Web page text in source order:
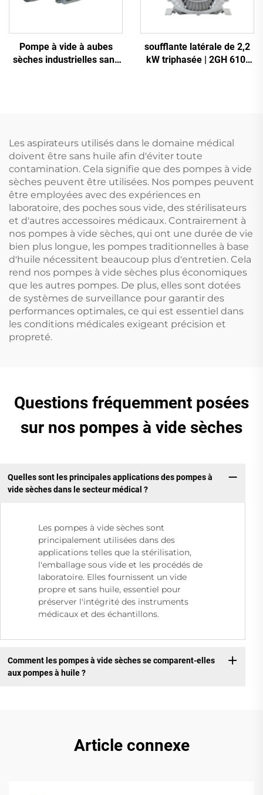
Pompe à vide à aubes
sèches industrielles sans
soufflante latérale de 2,2
kW triphasée | 2GH 610-
Les aspirateurs utilisés dans le domaine médical
doivent être sans huile afin d'éviter toute
contamination. Cela signifie que des pompes à vide
sèches peuvent être utilisées. Nos pompes peuvent
être employées avec des expériences en
laboratoire, des poches sous vide, des stérilisateurs
et d'autres accessoires médicaux. Contrairement à
nos pompes à vide sèches, qui ont une durée de vie
bien plus longue, les pompes traditionnelles à base
d'huile nécessitent beaucoup plus d'entretien. Cela
rend nos pompes à vide sèches plus économiques
que les autres pompes. De plus, elles sont dotées
de systèmes de surveillance pour garantir des
performances optimales, ce qui est essentiel dans
les conditions médicales exigeant précision et
propreté.
Questions fréquemment posées
sur nos pompes à vide sèches
Quelles sont les principales applications des pompes à
vide sèches dans le secteur médical ?
Les pompes à vide sèches sont
principalement utilisées dans des
applications telles que la stérilisation,
l'emballage sous vide et les procédés de
laboratoire. Elles fournissent un vide
propre et sans huile, essentiel pour
préserver l'intégrité des instruments
médicaux et des échantillons.
Comment les pompes à vide sèches se comparent-elles
aux pompes à huile ?
Article connexe